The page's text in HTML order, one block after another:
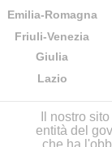
Emilia-Romagna
Friuli-Venezia
Giulia
Lazio
Il nostro
entità del
che ha